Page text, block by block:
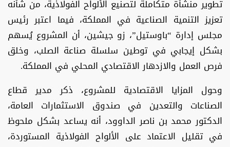
تطوير منشأة متكاملة لتصنيع الألواح الفولاذية، من شأنه
تعزيز التنمية الصناعية في المملكة، فيما اعتبر رئيس
مجلس إدارة “باوستيل”، زو جيشين، أن المشروع يُسهم
بشكل إيجابي في توطين سلسلة صناعة الصلب، وخلق
فرص العمل والازدهار الاقتصادي المحلي في المملكة.
وحول المزايا الاقتصادية للمشروع، ذكر مدير قطاع
الصناعات والتعدين في صندوق الاستثمارات العامة،
الدكتور محمد بن ناصر الداوود، أنه يساعد بشكل ملحوظ
في تقليل الاعتماد على الألواح الفولاذية المستوردة،